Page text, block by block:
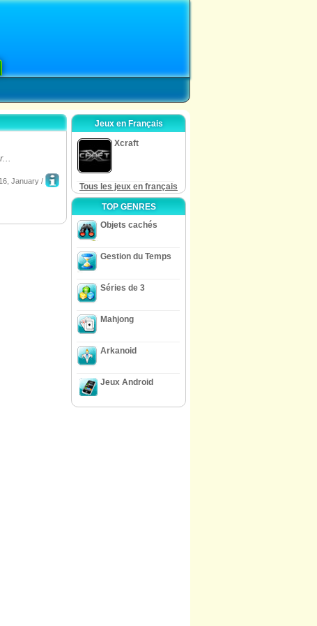
16, January /
Jeux en Français
Xcraft
Tous les jeux en français
TOP GENRES
Objets cachés
Gestion du Temps
Séries de 3
Mahjong
Arkanoid
Jeux Android